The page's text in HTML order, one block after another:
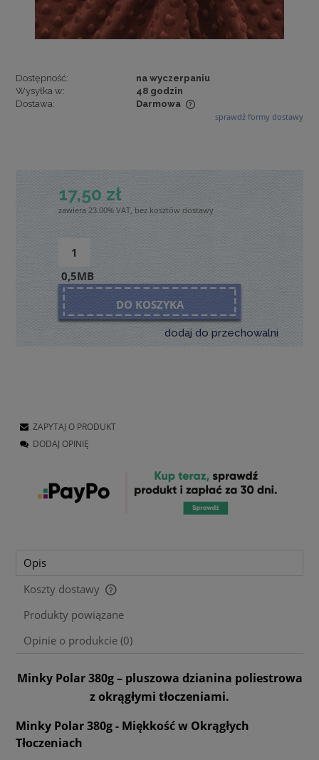
Dostępność:
na wyczerpaniu
Wysyłka w:
48 godzin
Dostawa:
Darmowa
Cena nie zawiera ewentualnych kosztów płatności
sprawdź formy dostawy
17,50 zł
zawiera 23.00% VAT, bez kosztów dostawy
0,5MB
DO KOSZYKA
dodaj do przechowalni
ZAPYTAJ O PRODUKT
DODAJ OPINIĘ
Opis
Koszty dostawy
Cena nie zawiera ewentualnych kosztów płatności
Produkty powiązane
Opinie o produkcie (0)
Minky Polar 380g – pluszowa dzianina poliestrowa
z okrągłymi tłoczeniami.
Minky Polar 380g - Miękkość w Okrągłych
Tłoczeniach